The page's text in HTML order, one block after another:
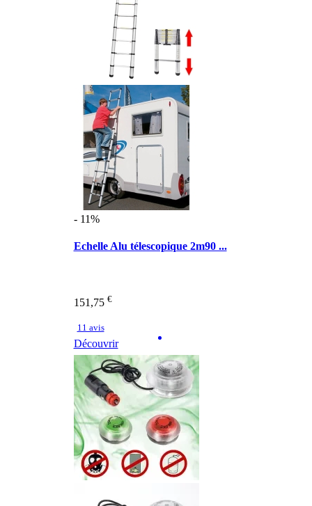
- 11%
Echelle Alu télescopique 2m90 ...
151,75 €
11 avis
Découvrir